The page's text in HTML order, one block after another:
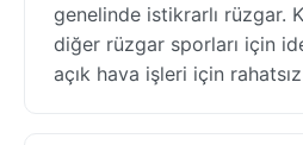
genelinde istikrarlı rüzgar.
diğer rüzgar sporları için
açık hava işleri için